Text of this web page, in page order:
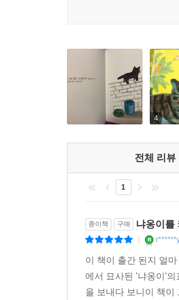
4
전체 리뷰
1
종이책 구매 냐옹이를
이 책이 출간 된지 얼
에서 묘사된 '냐옹이'
을 보내다 보니이 책